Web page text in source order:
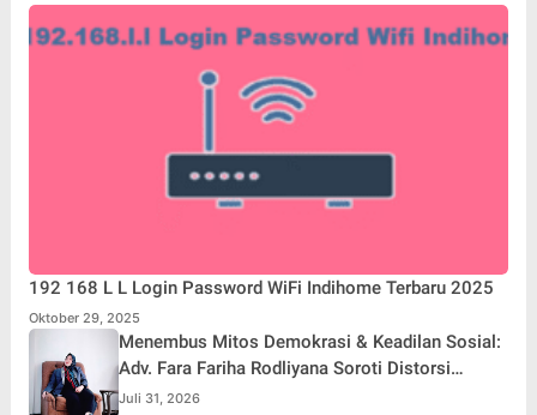
192 168 L L Login Password WiFi Indihome Terbaru 2025
Oktober 29, 2025
Menembus Mitos Demokrasi & Keadilan Sosial:
Adv. Fara Fariha Rodliyana Soroti Distorsi
Simpati Publik dan Aksi Main Hakim Sendiri
Juli 31, 2026